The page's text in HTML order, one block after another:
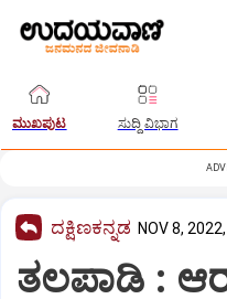
ಮುಖಪುಟ ಸುದ್ದಿ ವಿಭಾಗ
ದಕ್ಷಿಣಕನ್ನಡ NOV 8,
ತಲಪಾಡಿ :